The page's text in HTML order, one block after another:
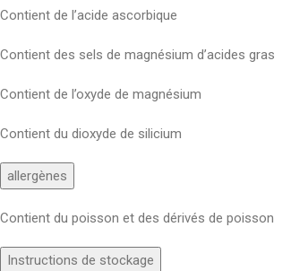
Contient de l’acide ascorbique
Contient des sels de magnésium d’acides gras
Contient de l’oxyde de magnésium
Contient du dioxyde de silicium
allergènes
Contient du poisson et des dérivés de poisson
Instructions de stockage